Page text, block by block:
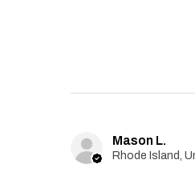
Mason L.